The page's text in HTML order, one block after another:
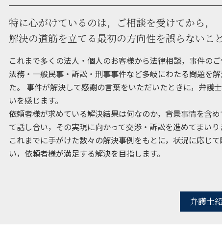
特に心がけているのは，ご相談を受けてから，
解決の道筋を立てる最初の方向性を誤らないこと
これまで多くの法人・個人のお客様から法律相談，事件の
法務・一般民事・訴訟・刑事事件など多岐にわたる問題を
た。 事件が解決して感謝の言葉をいただいたときに，弁護
いを感じます。
依頼者様が求めている解決結果は何なのか，背景事情を含
て話し合い，その実現に向かって交渉・訴訟を進めてまいり
これまでに手がけた数々の解決事例をもとに，状況に応じ
い，依頼者様が満足する解決を目指します。
弁護士